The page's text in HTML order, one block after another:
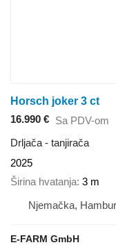
Horsch joker 3 ct
16.990 € Sa PDV-om
Drljača - tanjirača
2025
Širina hvatanja 3 m
Njemačka,
E-FARM GmbH